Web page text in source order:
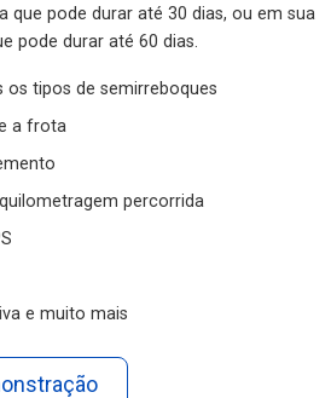
que pode durar até 30 dias, ou em sua
pode durar até 60 dias.
tipos de semirreboques
a frota
percorrida
e muito mais